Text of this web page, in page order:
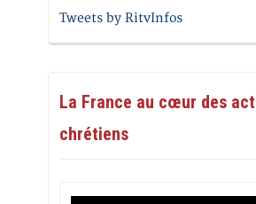
Tweets by RitvInfos
La France au cœur des
chrétiens